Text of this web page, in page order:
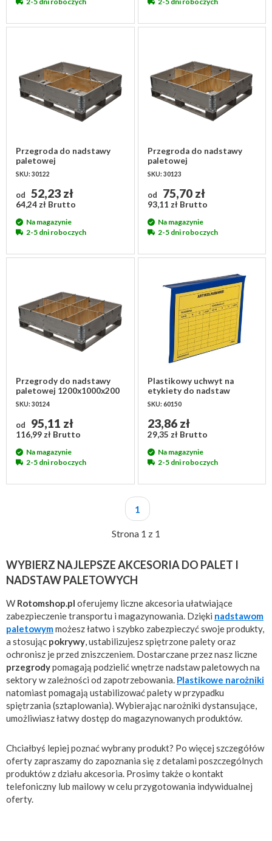
Przegroda do nadstawy
paletowej
1200x1000x200mm - 4
przedziały
SKU: 30122
od 52,23 zł
64,24 zł Brutto
Na magazynie
2-5 dni roboczych
Przegroda do nadstawy
paletowej
1200x1000x200mm - 6
komór
SKU: 30123
od 75,70 zł
93,11 zł Brutto
Na magazynie
2-5 dni roboczych
Przegrody do nadstawy
paletowej 1200x1000x200
mm - 8 przedziałów
SKU: 30124
od 95,11 zł
116,99 zł Brutto
Na magazynie
2-5 dni roboczych
Plastikowy uchwyt na
etykiety do nadstaw
paletowych 235x165 mm
SKU: 60150
23,86 zł
29,35 zł Brutto
Na magazynie
2-5 dni roboczych
Strona 1 z 1
1
WYBIERZ NAJLEPSZE AKCESORIA DO PALET I
NADSTAW PALETOWYCH
W Rotomshop.pl oferujemy liczne akcesoria ułatwiające
zabezpieczenie transportu i magazynowania. Dzięki nadstawom
paletowymmożesz łatwo i szybko zabezpieczyć swoje produkty,
a stosując pokrywy, ustabilizujesz spiętrzone palety oraz
ochronisz je przed zniszczeniem. Dostarczane przez nasz liczne
przegrodypomagają podzielić wnętrze nadstaw paletowych na
sektory w zależności od zapotrzebowania. Plastikowe narożniki
natomiast pomagają ustabilizować palety w przypadku
spiętrzania (sztaplowania). Wybierając narożniki dystansujące,
umożliwiasz łatwy dostęp do magazynowanych produktów.
Chciałbyś lepiej poznać wybrany produkt? Po więcej szczegółów
oferty zapraszamy do zapoznania się z detalami poszczególnych
produktów z działu akcesoria. Prosimy także o kontakt
telefoniczny lub mailowy w celu przygotowania indywidualnej
oferty.